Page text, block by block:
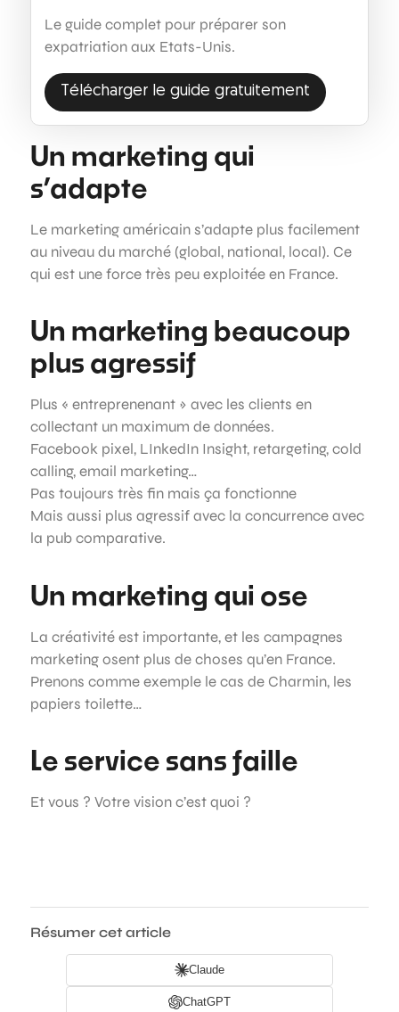
Le guide complet pour préparer son
expatriation aux Etats-Unis.
Télécharger le guide gratuitement
Un marketing qui
s’adapte
Le marketing américain s’adapte plus facilement
au niveau du marché (global, national, local). Ce
qui est une force très peu exploitée en France.
Un marketing beaucoup
plus agressif
Plus « entreprenenant » avec les clients en
collectant un maximum de données.
Facebook pixel, LInkedIn Insight, retargeting, cold
calling, email marketing…
Pas toujours très fin mais ça fonctionne
Mais aussi plus agressif avec la concurrence avec
la pub comparative.
Un marketing qui ose
La créativité est importante, et les campagnes
marketing osent plus de choses qu’en France.
Prenons comme exemple le cas de Charmin, les
papiers toilette…
Le service sans faille
Et vous ? Votre vision c’est quoi ?
Résumer cet article
Claude
ChatGPT